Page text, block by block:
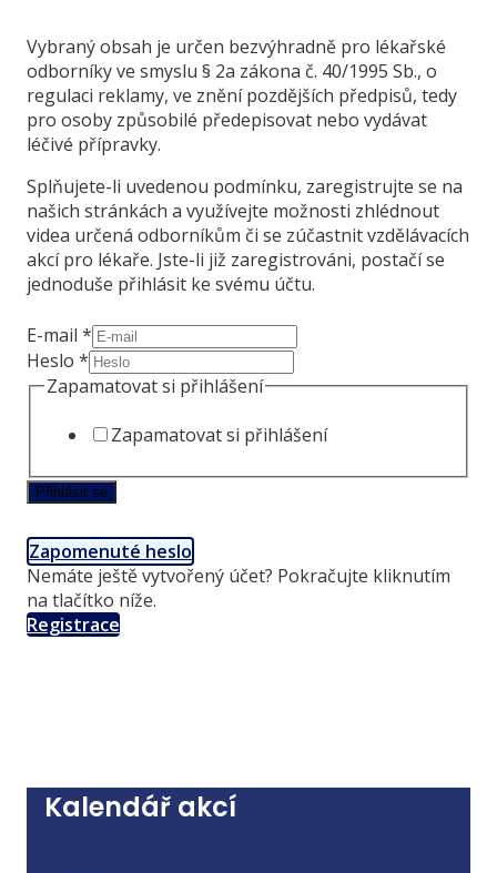
Vybraný obsah je určen bezvýhradně pro lékařské
odborníky ve smyslu § 2a zákona č. 40/1995 Sb., o
regulaci reklamy, ve znění pozdějších předpisů, tedy
pro osoby způsobilé předepisovat nebo vydávat
léčivé přípravky.
Splňujete-li uvedenou podmínku, zaregistrujte se na
našich stránkách a využívejte možnosti zhlédnout
videa určená odborníkům či se zúčastnit vzdělávacích
akcí pro lékaře. Jste-li již zaregistrováni, postačí se
jednoduše přihlásit ke svému účtu.
si
Zapamatovat
přihlášení
E-mail *
Heslo *
Zapamatovat si přihlášení
Zapamatovat si přihlášení
Přihlásit se
Zapomenuté heslo
Nemáte ještě vytvořený účet? Pokračujte kliknutím
na tlačítko níže.
Registrace
Kalendář akcí